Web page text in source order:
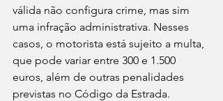
válida não configura crime, mas sim
uma infração administrativa. Nesses
casos, o motorista está sujeito a multa,
que pode variar entre 300 e 1.500
euros, além de outras penalidades
previstas no Código da Estrada.